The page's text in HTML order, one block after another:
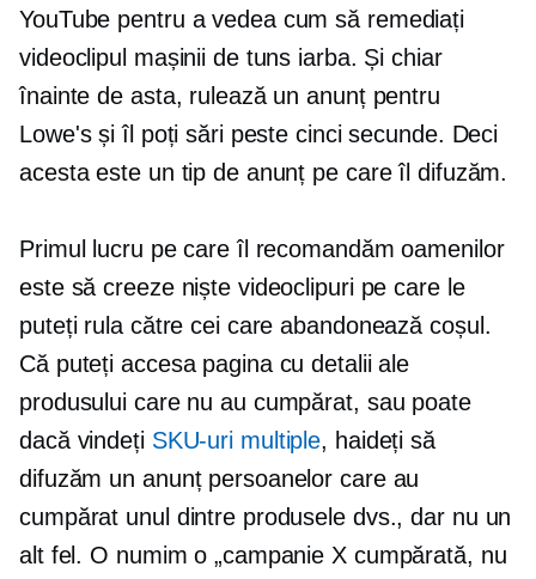
YouTube pentru a vedea cum să remediați
videoclipul mașinii de tuns iarba. Și chiar
înainte de asta, rulează un anunț pentru
Lowe's și îl poți sări peste cinci secunde. Deci
acesta este un tip de anunț pe care îl difuzăm.
Primul lucru pe care îl recomandăm oamenilor
este să creeze niște videoclipuri pe care le
puteți rula către cei care abandonează coșul.
Că puteți accesa pagina cu detalii ale
produsului care nu au cumpărat, sau poate
dacă vindeți SKU-uri multiple, haideți să
difuzăm un anunț persoanelor care au
cumpărat unul dintre produsele dvs., dar nu un
alt fel. O numim o „campanie X cumpărată, nu